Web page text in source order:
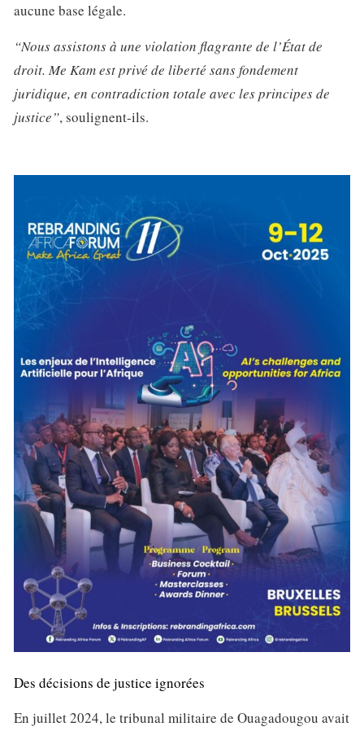
aucune base légale.
“Nous assistons à une violation flagrante de l’État de
droit. Me Kam est privé de liberté sans fondement
juridique, en contradiction totale avec les principes de
justice”, soulignent-ils.
Des décisions de justice ignorées
En juillet 2024, le tribunal militaire de Ouagadougou avait